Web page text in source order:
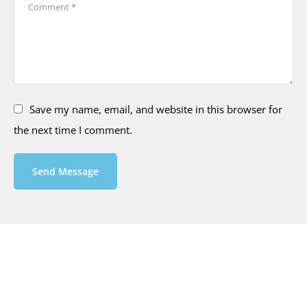
Save my name, email, and website in this browser for
the next time I comment.
Send Message